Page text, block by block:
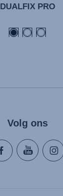
DUALFIX PRO
Volg ons